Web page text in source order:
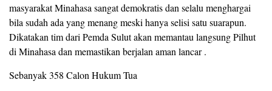
masyarakat Minahasa sangat demokratis dan selalu menghargai
bila sudah ada yang menang meski hanya selisi satu suarapun.
Dikatakan tim dari Pemda Sulut akan memantau langsung Pilhut
di Minahasa dan memastikan berjalan aman lancar .
Sebanyak 358 Calon Hukum Tua